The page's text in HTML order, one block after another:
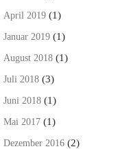
April 2019 (1)
Januar 2019 (1)
August 2018 (1)
Juli 2018 (3)
Juni 2018 (1)
Mai 2017 (1)
Dezember 2016 (2)